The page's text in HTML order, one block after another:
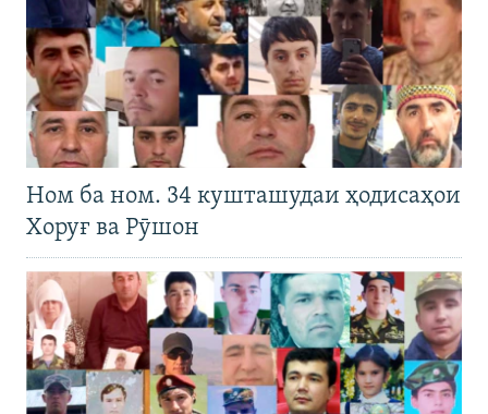
Ном ба ном. 34 кушташудаи ҳодисаҳои
Хоруғ ва Рӯшон